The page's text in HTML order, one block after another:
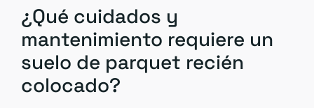
¿Qué cuidados y
mantenimiento requiere un
suelo de parquet recién
colocado?